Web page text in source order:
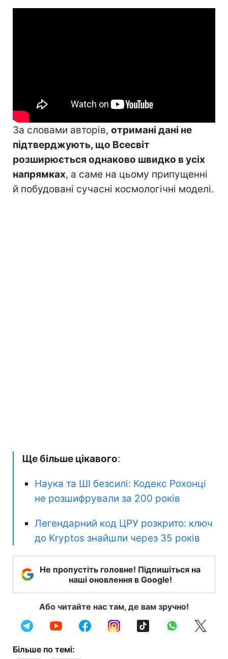
За словами авторів, отримані дані не
підтверджують, що Всесвіт
розширюється однаково швидко в усіх
напрямках, а саме на цьому припущенні
й побудовані сучасні космологічні моделі.
Ще більше цікавого:
Наука та ШІ безсилі: Кодекс Рохонці
не розшифрували за 200 років
Легендарний код ЦРУ розкрито: ключ
до Kryptos знайшли через 35 років
Не пропустіть головне! Підпишіться на
наші оновлення в Google!
Або читайте нас там, де вам зручно!
Більше по темі: